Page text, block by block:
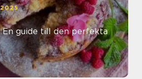
En guide till den perfekta